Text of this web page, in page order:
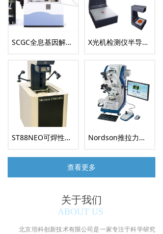
SCGC全息基因解码系统 X光机检测仪半导体芯片检测设备
ST88NEO可焊性测试仪、润湿天平、沾锡天平 Nordson推拉力测试机
查看更多
关于我们
ABOUT US
北京培科创新技术有限公司是一家专注于科学研究